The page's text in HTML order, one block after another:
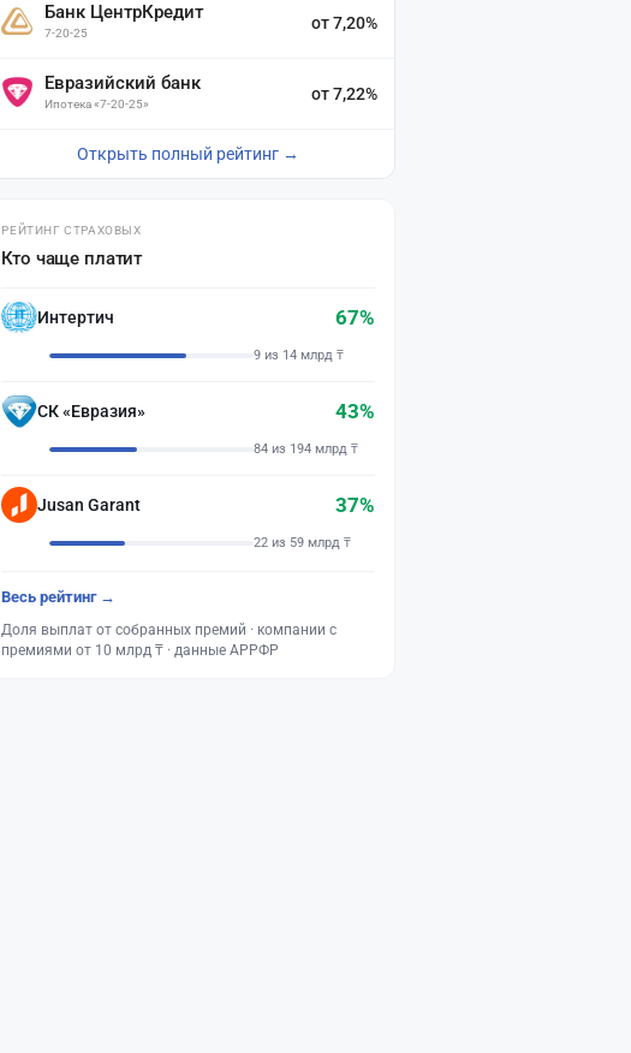
Банк ЦентрКредит
7-20-25
от 7,20%
Евразийский банк
Ипотека «7-20-25»
от 7,22%
Открыть полный рейтинг →
РЕЙТИНГ СТРАХОВЫХ
Кто чаще платит
Интертич 67%
9 из 14 млрд ₸
СК «Евразия» 43%
84 из 194 млрд ₸
Jusan Garant 37%
22 из 59 млрд ₸
Весь рейтинг →
Доля выплат от собранных премий · компании с
премиями от 10 млрд ₸ · данные АРРФР